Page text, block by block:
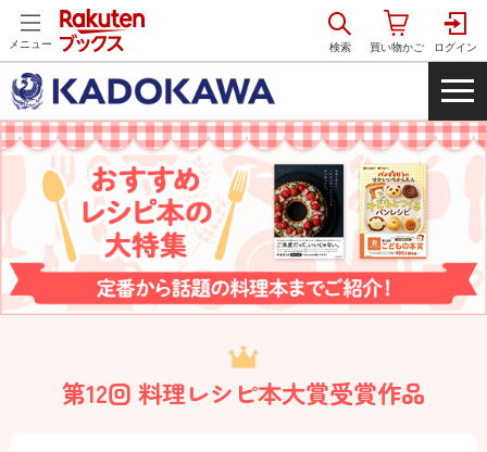
メニュー
第12回 料理レシピ本大賞受賞作品